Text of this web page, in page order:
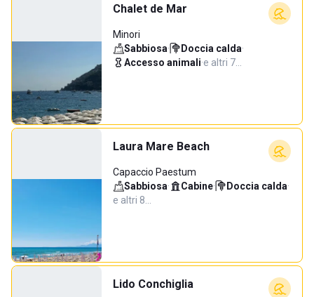
Chalet de Mar
Minori
Sabbiosa· Doccia calda·
Accesso animali·e altri 7…
Laura Mare Beach
Capaccio Paestum
Sabbiosa· Cabine· Doccia calda·
e altri 8…
Lido Conchiglia